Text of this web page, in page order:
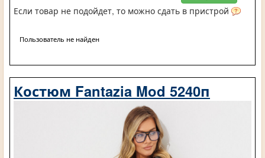
Если товар не подойдет, то можно сдать в пристрой
Пользователь не найден
Костюм Fantazia Mod 5240п